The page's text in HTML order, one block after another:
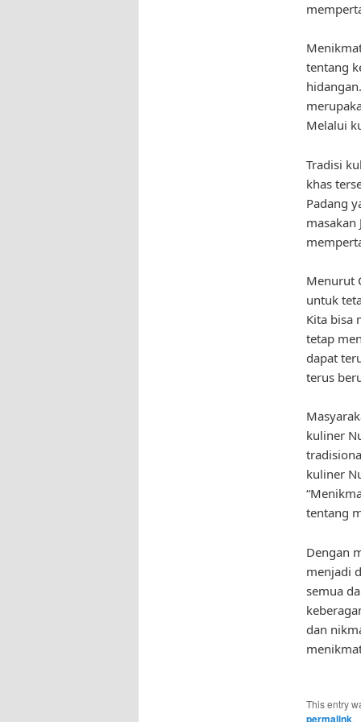
tentang
Melalui
Tradisi
khas
Padang
masakan
Menurut
untuk
Kita bisa
tetap
dapat
terus
kuliner
kuliner
tentang
Dengan
menjadi
semua
dan
This entry
permalink.